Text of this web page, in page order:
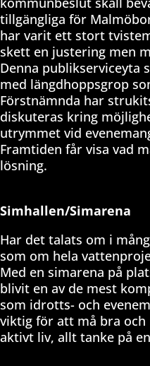
tillgängliga för
har varit ett stort
skett en justering men
Denna publikserviceyta
med längdhoppsgrop
Förstnämnda har
diskuteras kring
utrymmet vid
Framtiden får visa vad
lösning.
Simhallen/Simarena
Har det talats om i
som om hela
Med en simarena på
blivit en av de mest
som idrotts- och
viktig för att må bra
aktivt liv, allt tanke på